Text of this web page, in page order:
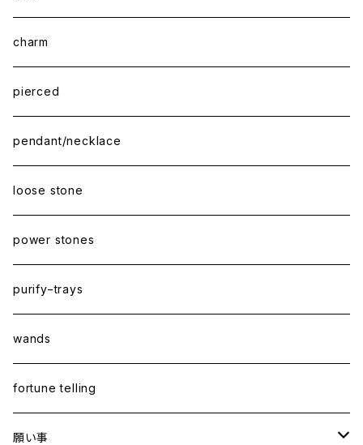
charm
pierced
pendant/necklace
loose stone
power stones
purify−trays
wands
fortune telling
願い事